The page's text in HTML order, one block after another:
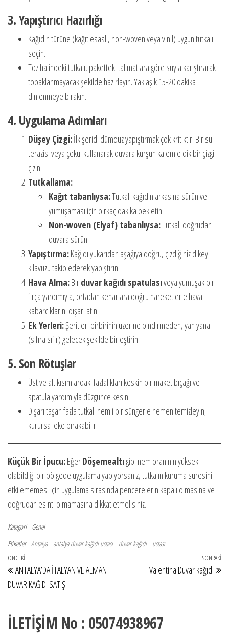
3. Yapıştırıcı Hazırlığı
Kağıdın türüne (kağıt esaslı, non-woven veya vinil) uygun tutkalı
seçin.
Toz halindeki tutkalı, paketteki talimatlara göre suyla karıştırarak
topaklanmayacak şekilde hazırlayın. Yaklaşık 15-20 dakika
dinlenmeye bırakın.
4. Uygulama Adımları
Düşey Çizgi:İlk şeridi dümdüz yapıştırmak çok kritiktir. Bir su
terazisi veya çekül kullanarak duvara kurşun kalemle dik bir çizgi
çizin.
Tutkallama:
Kağıt tabanlıysa:Tutkalı kağıdın arkasına sürün ve
yumuşaması için birkaç dakika bekletin.
Non-woven (Elyaf) tabanlıysa:Tutkalı doğrudan
duvara sürün.
Yapıştırma:Kağıdı yukarıdan aşağıya doğru, çizdiğiniz dikey
kılavuzu takip ederek yapıştırın.
Hava Alma:Birduvar kağıdı spatulasıveya yumuşak bir
fırça yardımıyla, ortadan kenarlara doğru hareketlerle hava
kabarcıklarını dışarı atın.
Ek Yerleri:Şeritleri birbirinin üzerine bindirmeden, yan yana
(sıfıra sıfır) gelecek şekilde birleştirin.
5. Son Rötuşlar
Üst ve alt kısımlardaki fazlalıkları keskin bir maket bıçağı ve
spatula yardımıyla düzgünce kesin.
Dışarı taşan fazla tutkalı nemli bir süngerle hemen temizleyin;
kurursa leke bırakabilir.
Küçük Bir İpucu:EğerDöşemealtıgibi nem oranının yüksek
olabildiği bir bölgede uygulama yapıyorsanız, tutkalın kuruma süresini
etkilememesi için uygulama sırasında pencerelerin kapalı olmasına ve
doğrudan esinti olmamasına dikkat etmelisiniz.
Kategori Genel
Etiketler Antalya antalya duvar kağıdı ustası duvar kağıdı ustası
Yazı gezinmesi
Önceki Yazı
ÖNCEKI
ANTALYA’DA İTALYAN VE ALMAN
DUVAR KAĞIDI SATIŞI
SONRAKI
Valentina Duvar kağıdı
İLETİŞİM No : 05074938967